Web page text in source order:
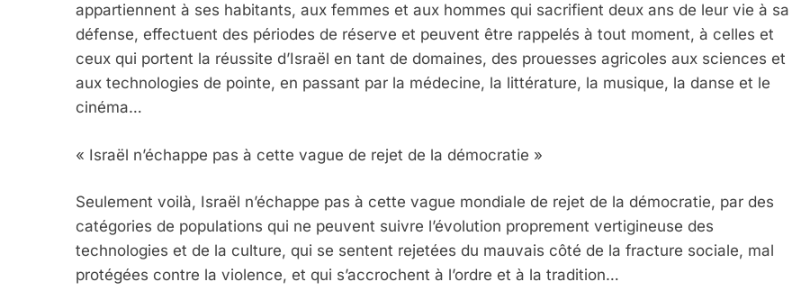
appartiennent à ses habitants, aux femmes et aux hommes qui sacrifient deux ans de leur vie à sa
défense, effectuent des périodes de réserve et peuvent être rappelés à tout moment, à celles et
ceux qui portent la réussite d’Israël en tant de domaines, des prouesses agricoles aux sciences et
aux technologies de pointe, en passant par la médecine, la littérature, la musique, la danse et le
cinéma…
« Israël n’échappe pas à cette vague de rejet de la démocratie »
Seulement voilà, Israël n’échappe pas à cette vague mondiale de rejet de la démocratie, par des
catégories de populations qui ne peuvent suivre l’évolution proprement vertigineuse des
technologies et de la culture, qui se sentent rejetées du mauvais côté de la fracture sociale, mal
protégées contre la violence, et qui s’accrochent à l’ordre et à la tradition…